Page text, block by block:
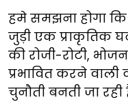
हमे समझना होगा कि
जुड़ी एक प्राकृतिक
की रोजी-रोटी,
प्रभावित करने
चुनौती बनती जा रही